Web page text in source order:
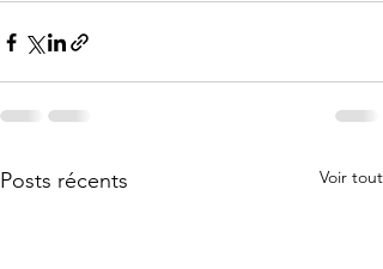
Posts récents Voir tout